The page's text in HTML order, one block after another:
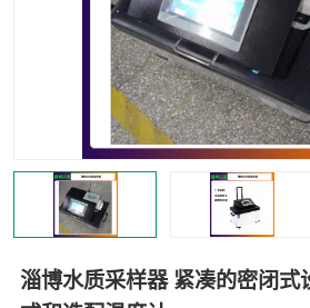
淄博水质采样器 紧凑的密闭式
便携式超声波明渠流量计 大
LB-4200高锰酸盐指数仪 LB-
烟尘烟气设备 大
粉尘设备